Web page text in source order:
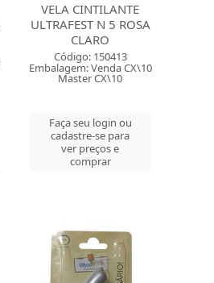
VELA CINTILANTE
ULTRAFEST N 5 ROSA
CLARO
Código: 150413
Embalagem: Venda CX\10
Master CX\10
Faça seu login ou
cadastre-se para
ver preços e
comprar